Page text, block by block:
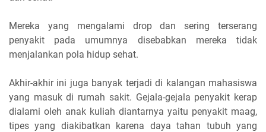
Mereka yang mengalami drop dan sering terserang
penyakit pada umumnya disebabkan mereka tidak
menjalankan pola hidup sehat.
Akhir-akhir ini juga banyak terjadi di kalangan mahasiswa
yang masuk di rumah sakit. Gejala-gejala penyakit kerap
dialami oleh anak kuliah diantarnya yaitu penyakit maag,
tipes yang diakibatkan karena daya tahan tubuh yang